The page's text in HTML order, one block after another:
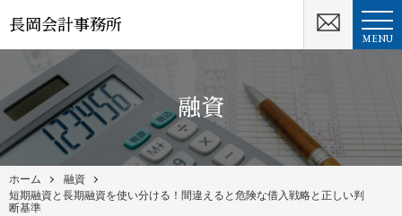
長岡会計事務所
MENU
融資
ホーム
融資
短期融資と長期融資を使い分ける！間違えると危険な借入戦略と正しい判
断基準